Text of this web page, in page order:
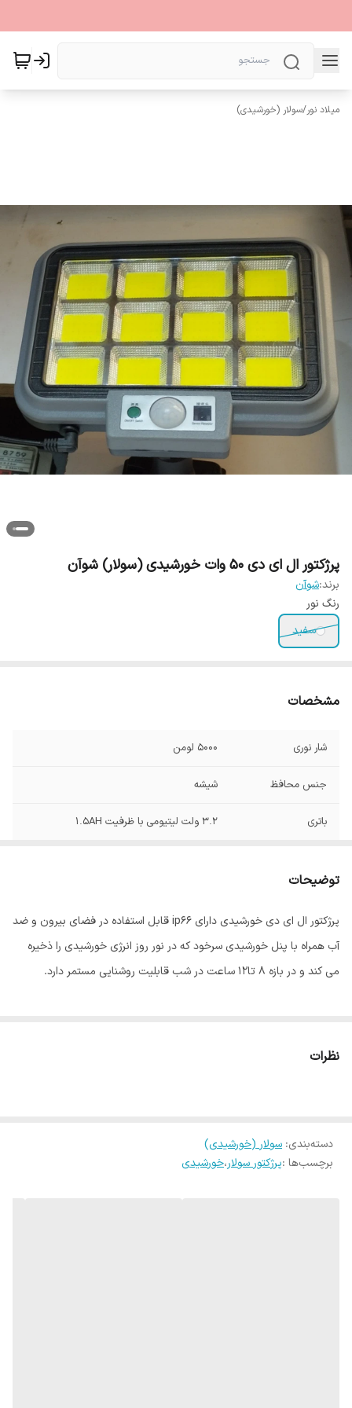
میلاد نور/سولار (خورشیدی)
پرژکتور ال ای دی 50 وات خورشیدی (سولار) شوآن
برند:شوآن
رنگ نور
سفید
مشخصات
شار نوری 5000 لومن
جنس محافظ شیشه
باتری 3.2 ولت لیتیومی با ظرفیت 1.5AH
توضیحات
پرژکتور ال ای دی خورشیدی دارای ip66 قابل استفاده در فضای بیرون و ضد
آب همراه با پنل خورشیدی سرخود که در نور روز انرژی خورشیدی را ذخیره
می کند و در بازه 8 تا12 ساعت در شب قابلیت روشنایی مستمر دارد.
نظرات
دسته‌بندی: سولار (خورشیدی)
برچسب‌ها :پرژکتور سولار،خورشیدی